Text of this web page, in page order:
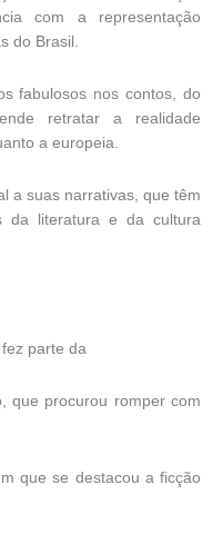
com a representação
do Brasil.
fabulosos nos contos, do
retratar a realidade
a europeia.
a suas narrativas, que têm
da literatura e da cultura
parte da
que procurou romper com
que se destacou a ficção